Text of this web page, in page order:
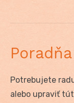
Poradňa
Potrebujete
alebo upraviť